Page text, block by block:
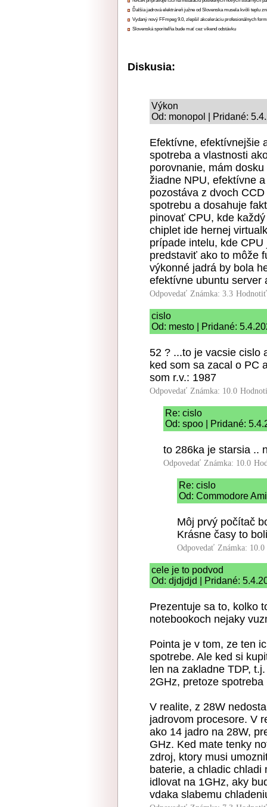
Ďalšia jadrová elektráreň južne od Slovenska musela kvôli teplu
Vydaný nový FFmpeg 9.0, zlepšil akceleráciu profesionálnych
Slovenská sporiteľňa bude mať cez víkend odstávku
Diskusia:
Výkon
Od: monopol | Pridané:
Efektívne, efektívnejšie
spotreba a vlastnosti
porovnanie, mám
žiadne NPU, efektívne
pozostáva z dvoch
spotrebu a dosahuje
pinovať CPU, kde
chiplet ide hernej
prípade intelu, kde
predstaviť ako to môže
výkonné jadrá by bola
efektívne ubuntu server
Odpovedať Známka: 3.3
cislo
Od: mesto | Pridané:
52 ? ...to je vacsie cislo
ked som sa zacal o PC
som r.v.: 1987
Odpovedať Známka: 10.0
Re: cislo
Od: spoo | Pridané:
to 286ka je starsia ..
Odpovedať Známka: 10.0
Re: cislo
Od: Commodore
Môj prvý počítač
Krásne časy to
Odpovedať Známka: 10.0
cele je to podvod
Od: djdjdjd | Pridané:
Prezentuje sa to, kolko
notebookoch nejaky
Pointa je v tom, ze ten
spotrebe. Ale ked si
len na zakladne TDP,
2GHz, pretoze
V realite, z 28W
jadrovom procesore. V
ako 14 jadro na 28W,
GHz. Ked mate tenky
zdroj, ktory musi
baterie, a chladic chladi
idlovat na 1GHz, aky
vdaka slabemu